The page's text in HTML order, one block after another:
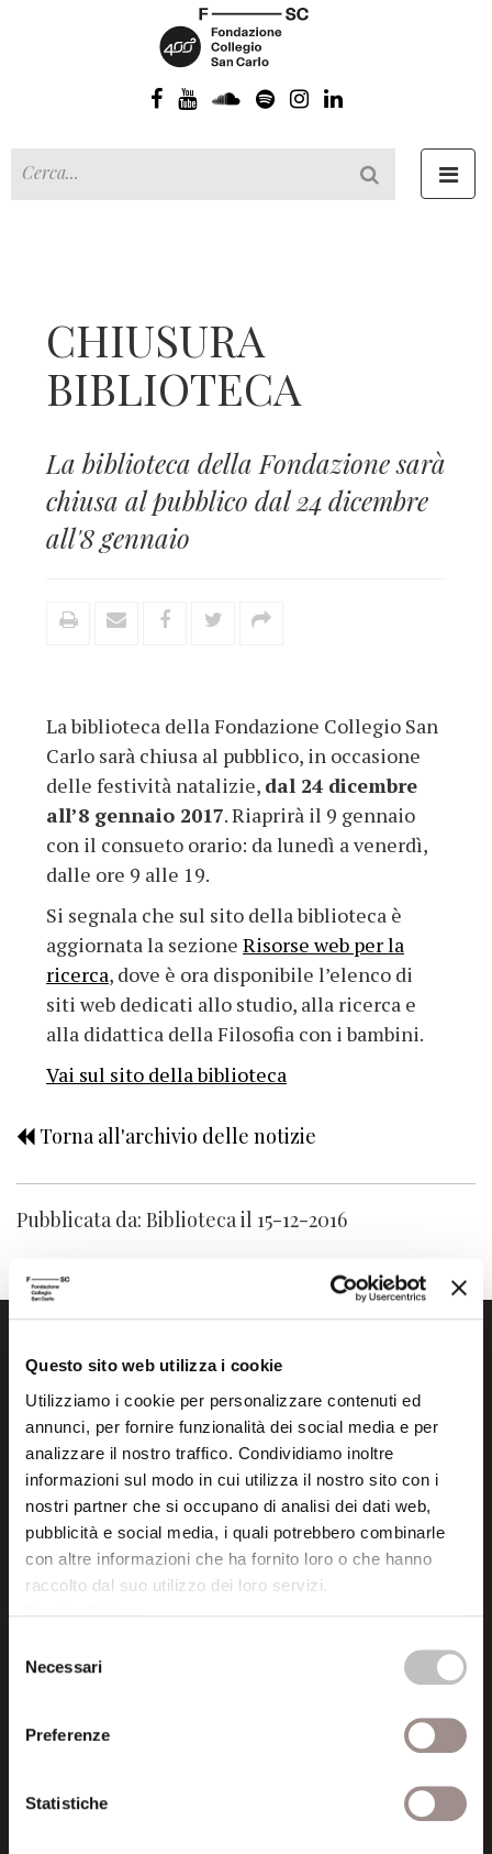
Questo sito web utilizza i cookie
Utilizziamo i cookie per personalizzare contenuti ed
annunci, per fornire funzionalità dei social media e per
analizzare il nostro traffico. Condividiamo inoltre
informazioni sul modo in cui utilizza il nostro sito con i
nostri partner che si occupano di analisi dei dati web,
pubblicità e social media, i quali potrebbero combinarle
con altre informazioni che ha fornito loro o che hanno
raccolto dal suo utilizzo dei loro servizi.
delNecessari
Preferenze
Statistiche
CHIUSURA
BIBLIOTECA
La biblioteca della Fondazione sarà
chiusa al pubblico dal 24 dicembre
all'8 gennaio
La biblioteca della Fondazione Collegio San
Carlo sarà chiusa al pubblico, in occasione
delle festività natalizie, dal 24 dicembre
all’8 gennaio 2017. Riaprirà il 9 gennaio
con il consueto orario: da lunedì a venerdì,
dalle ore 9 alle 19.
Si segnala che sul sito della biblioteca è
aggiornata la sezione Risorse web per la
ricerca, dove è ora disponibile l’elenco di
siti web dedicati allo studio, alla ricerca e
alla didattica della Filosofia con i bambini.
Vai sul sito della biblioteca
Torna all'archivio delle notizie
Pubblicata da: Biblioteca il 15-12-2016
Fondazione Collegio San Carlo
Via San Carlo 5
41121 Modena (MO)
P.I. 00641060363
fondazionecollegiosancarlo@legalmail.it